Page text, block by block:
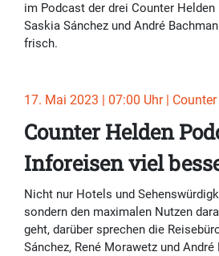
im Podcast der drei Counter Helden
Saskia Sánchez und André
frisch.
17. Mai 2023 | 07:00 Uhr |
Counter Helden
Inforeisen viel
Nicht nur Hotels und
sondern den maximalen Nutzen
geht, darüber sprechen die
Sánchez, René Morawetz und